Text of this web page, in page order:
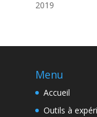
2019
Menu
Accueil
Outils à